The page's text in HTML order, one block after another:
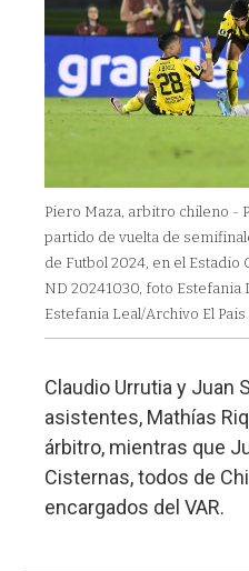
Piero Maza, arbitro chileno -
partido de vuelta de
de Futbol 2024, en el
ND 20241030, foto Estefania
Estefania Leal/Archivo El Pais
Claudio Urrutia y Juan
asistentes, Mathías
árbitro, mientras que
Cisternas, todos de
encargados del VAR.